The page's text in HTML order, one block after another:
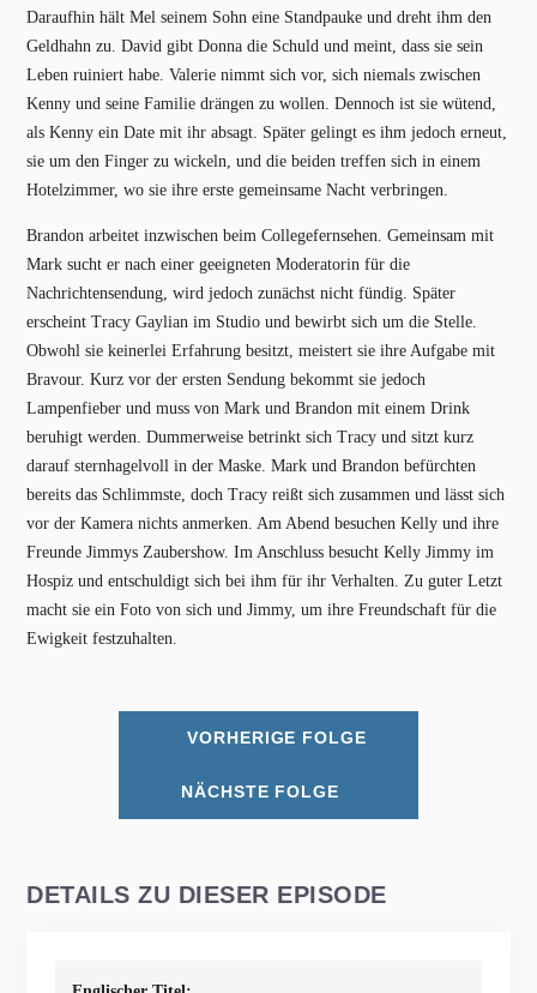
Daraufhin hält Mel seinem Sohn eine Standpauke und dreht ihm den
Geldhahn zu. David gibt Donna die Schuld und meint, dass sie sein
Leben ruiniert habe. Valerie nimmt sich vor, sich niemals zwischen
Kenny und seine Familie drängen zu wollen. Dennoch ist sie wütend,
als Kenny ein Date mit ihr absagt. Später gelingt es ihm jedoch erneut,
sie um den Finger zu wickeln, und die beiden treffen sich in einem
Hotelzimmer, wo sie ihre erste gemeinsame Nacht verbringen.
Brandon arbeitet inzwischen beim Collegefernsehen. Gemeinsam mit
Mark sucht er nach einer geeigneten Moderatorin für die
Nachrichtensendung, wird jedoch zunächst nicht fündig. Später
erscheint Tracy Gaylian im Studio und bewirbt sich um die Stelle.
Obwohl sie keinerlei Erfahrung besitzt, meistert sie ihre Aufgabe mit
Bravour. Kurz vor der ersten Sendung bekommt sie jedoch
Lampenfieber und muss von Mark und Brandon mit einem Drink
beruhigt werden. Dummerweise betrinkt sich Tracy und sitzt kurz
darauf sternhagelvoll in der Maske. Mark und Brandon befürchten
bereits das Schlimmste, doch Tracy reißt sich zusammen und lässt sich
vor der Kamera nichts anmerken. Am Abend besuchen Kelly und ihre
Freunde Jimmys Zaubershow. Im Anschluss besucht Kelly Jimmy im
Hospiz und entschuldigt sich bei ihm für ihr Verhalten. Zu guter Letzt
macht sie ein Foto von sich und Jimmy, um ihre Freundschaft für die
Ewigkeit festzuhalten.
VORHERIGE FOLGE
NÄCHSTE FOLGE
DETAILS ZU DIESER EPISODE